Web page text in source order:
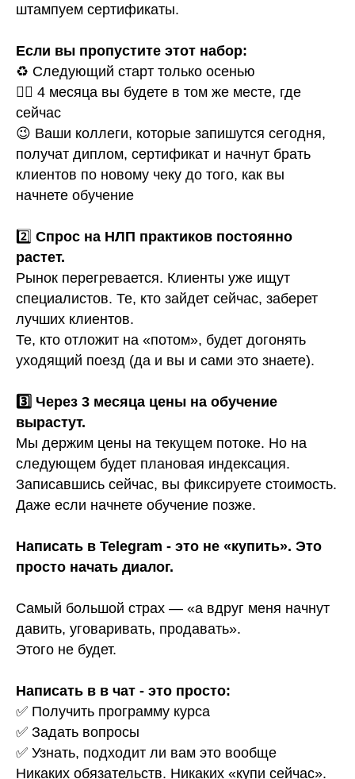
штампуем сертификаты.
Если вы пропустите этот набор:
♻️ Следующий старт только осенью
😵‍💫 4 месяца вы будете в том же месте, где
сейчас
😉 Ваши коллеги, которые запишутся сегодня,
получат диплом, сертификат и начнут брать
клиентов по новому чеку до того, как вы
начнете обучение
2️⃣ Спрос на НЛП практиков постоянно
растет.
Рынок перегревается. Клиенты уже ищут
специалистов. Те, кто зайдет сейчас, заберет
лучших клиентов.
Те, кто отложит на «потом», будет догонять
уходящий поезд (да и вы и сами это знаете).
3️⃣ Через 3 месяца цены на обучение
вырастут.
Мы держим цены на текущем потоке. Но на
следующем будет плановая индексация.
Записавшись сейчас, вы фиксируете стоимость.
Даже если начнете обучение позже.
Написать в Telegram - это не «купить». Это
просто начать диалог.
Самый большой страх — «а вдруг меня начнут
давить, уговаривать, продавать».
Этого не будет.
Написать в в чат - это просто:
✅ Получить программу курса
✅ Задать вопросы
✅ Узнать, подходит ли вам это вообще
Никаких обязательств. Никаких «купи сейчас».